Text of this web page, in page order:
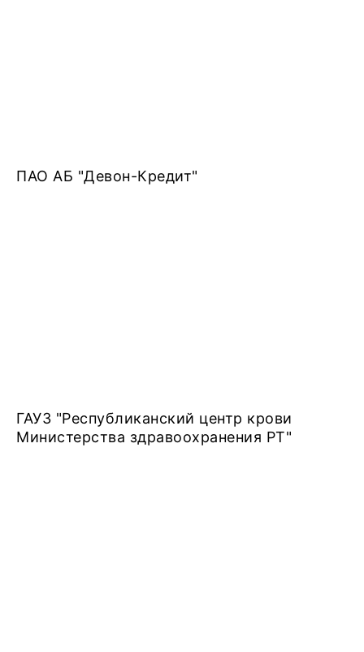
ПАО АБ "Девон-Кредит"
ГАУЗ "Республиканский центр крови
Министерства здравоохранения РТ"